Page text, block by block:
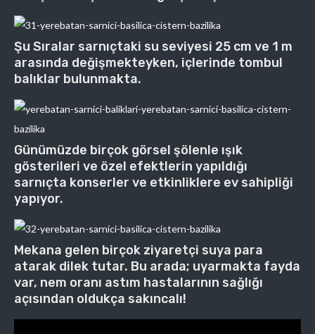
Şu Sıralar sarnıçtaki su seviyesi 25 cm ve 1 m
arasında değişmekteyken, içlerinde tombul
balıklar bulunmakta.
Günümüzde birçok görsel şölenle ışık
gösterileri ve özel efektlerin yapıldığı
sarnıçta konserler ve etkinliklere ev sahipliği
yapıyor.
Mekana gelen birçok ziyaretçi suya para
atarak dilek tutar. Bu arada; uyarmakta fayda
var, nem oranı astım hastalarının sağlığı
açısından oldukça sakıncalı!